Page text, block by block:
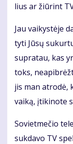
lius ar žiū­rint
Jau vai­kys­tė­je
ty­ti Jū­sų
su­pra­tau, kas
toks,
jis man at­ro­dė,
vai­ką, įti­ki­no­te
So­viet­me­čio
suk­da­vo TV